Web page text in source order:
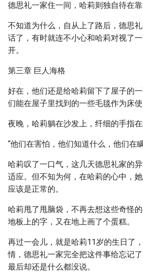
德思礼一家住一间，哈莉则独自待在靠
不知道为什么，自从上了路后，德思
话了，有时就连不小心和哈莉对视了
开。
第三章 巨人海格
好在，他们还是给哈莉留下了屋子的
们能在屋子里找到的一些毛毯作为床使
夜晚，哈莉躺在沙发上，纤细的手指在
“他们在害怕，他们知道什么，他们在
哈莉叹了一口气，这几天德思礼家的
适应。但不知为何，在哈莉的心中，
应该是正常的。
哈莉甩了甩脑袋，不再去想这些奇怪
地板上的字，又在地上画了个蛋糕。
再过一会儿，就是哈莉11岁的生日了
情，德思礼一家完全把这件事给忘记
最后却还是什么都没说。